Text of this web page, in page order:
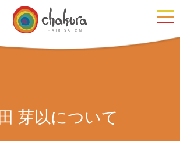
芽以について